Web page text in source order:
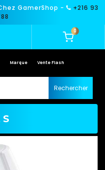
GamerShop -
+216 93
0
Marque Vente Flash
Rechercher